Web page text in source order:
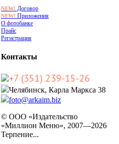
NEW! Договор
NEW! Приложения
О фотобанке
Прайс
Регистрация
Контакты
+7 (351) 239-15-26
Челябинск, Карла Маркса 38
foto@arkaim.biz
© ООО «Издательство
«Миллион Меню», 2007—2026
Терпение...